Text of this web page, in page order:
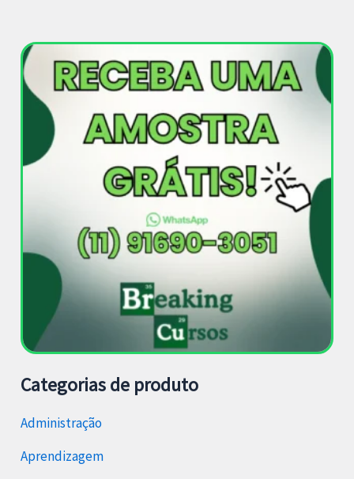
Categorias de produto
Administração
Aprendizagem